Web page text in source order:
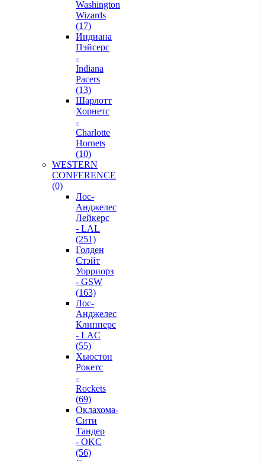
Washington
Wizards
(17)
Индиана
Пэйсерс
-
Indiana
Pacers
(13)
Шарлотт
Хорнетс
-
Charlotte
Hornets
(10)
WESTERN
CONFERENCE
(0)
Лос-
Анджелес
Лейкерс
- LAL
(251)
Голден
Стэйт
Уорриорз
- GSW
(163)
Лос-
Анджелес
Клипперс
- LAC
(55)
Хьюстон
Рокетс
-
Rockets
(69)
Оклахома-
Сити
Тандер
- OKC
(56)